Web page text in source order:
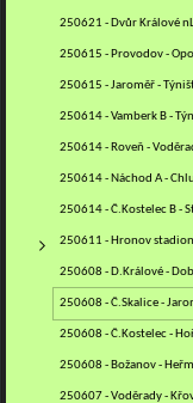
250615 - Jaroměř -